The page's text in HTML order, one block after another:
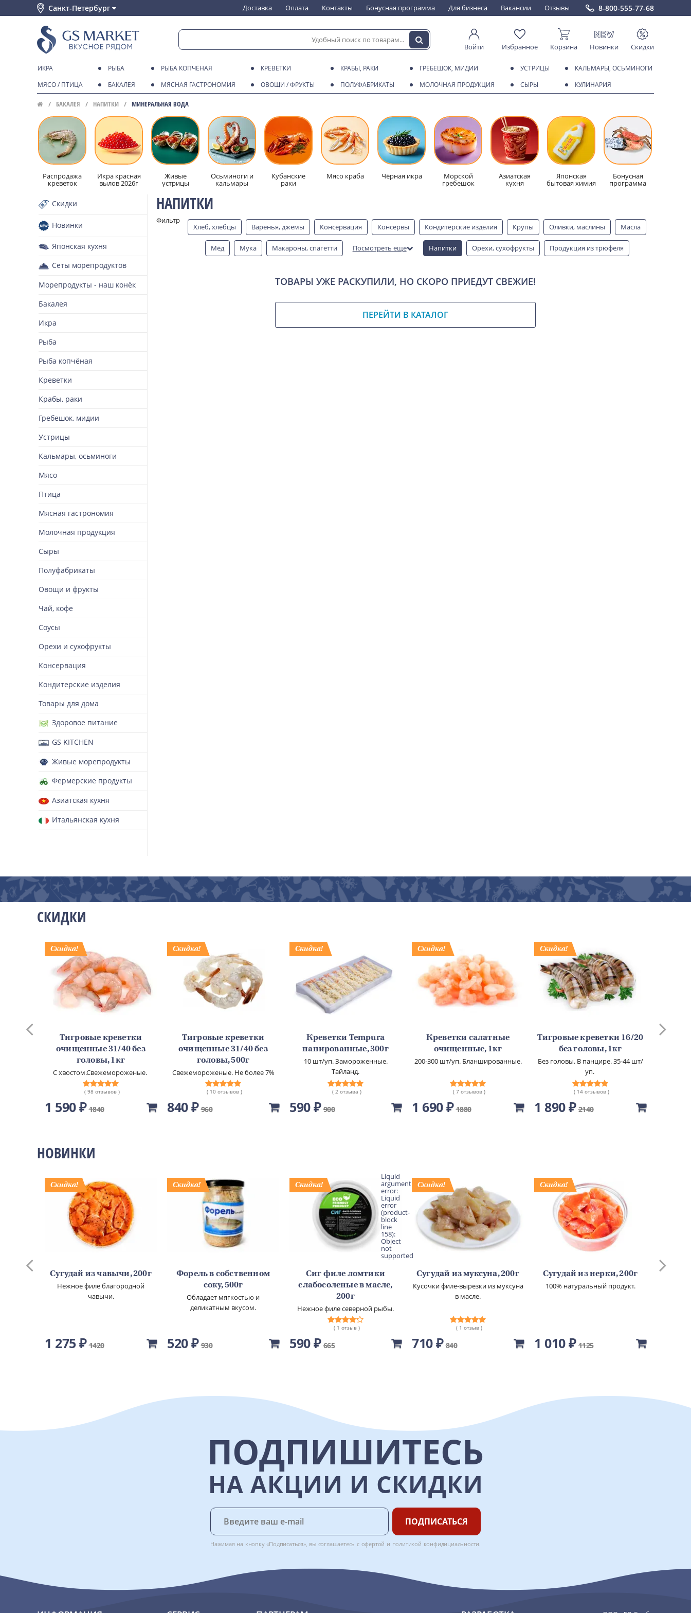
Санкт-Петербург Доставка Оплата Контакты Бонусная программа Для бизнеса Вакансии Отзывы 8-800-555-77-68
Войти Избранное Корзина Новинки Скидки
ИКРА РЫБА РЫБА КОПЧЁНАЯ КРЕВЕТКИ КРАБЫ, РАКИ ГРЕБЕШОК, МИДИИ УСТРИЦЫ
КАЛЬМАРЫ, ОСЬМИНОГИ
МЯСО / ПТИЦА
БАКАЛЕЯ МЯСНАЯ ГАСТРОНОМИЯ ОВОЩИ / ФРУКТЫ ПОЛУФАБРИКАТЫ МОЛОЧНАЯ ПРОДУКЦИЯ СЫРЫ КУЛИНАРИЯ
БАКАЛЕЯ НАПИТКИ МИНЕРАЛЬНАЯ ВОДА
Распродажа
креветок
Икра красная
вылов 2026г
Живые
устрицы
Осьминоги и
кальмары
Кубанские
раки
Мясо краба Чёрная икра Морской
гребешок
Азиатская
кухня
Японская
бытовая химия
Бонусная
программа
НАПИТКИ
Фильтр
Хлеб, хлебцы Варенья, джемы Консервация Консервы Кондитерские изделия Крупы Оливки, маслины Масла
Мёд Мука Макароны, спагетти Посмотреть еще Напитки Орехи, сухофрукты Продукция из трюфеля
ТОВАРЫ УЖЕ РАСКУПИЛИ, НО СКОРО ПРИЕДУТ СВЕЖИЕ!
ПЕРЕЙТИ В КАТАЛОГ
Скидки
Новинки
Японская кухня
Сеты морепродуктов
Морепродукты - наш конёк
Бакалея
Икра
Рыба
Рыба копчёная
Креветки
Крабы, раки
Гребешок, мидии
Устрицы
Кальмары, осьминоги
Мясо
Птица
Мясная гастрономия
Молочная продукция
Сыры
Полуфабрикаты
Овощи и фрукты
Чай, кофе
Соусы
Орехи и сухофрукты
Консервация
Кондитерские изделия
Товары для дома
Здоровое питание
GS KITCHEN
Живые морепродукты
Фермерские продукты
Азиатская кухня
Итальянская кухня
СКИДКИ
Тигровые креветки
очищенные 31/40 без
головы, 1кг
С хвостом.Свежемороженые.
( 98 отзывов )
1 590 ₽ 1840
Тигровые креветки
очищенные 31/40 без
головы, 500г
Свежемороженые. Не более 7%
глазури.
( 10 отзывов )
840 ₽ 960
Креветки Tempura
панированные, 300г
10 шт/уп. Замороженные.
Тайланд.
( 2 отзыва )
590 ₽ 900
Креветки салатные
очищенные, 1кг
200-300 шт/уп. Бланшированные.
( 7 отзывов )
1 690 ₽ 1880
Тигровые креветки 16/20
без головы, 1кг
Без головы. В панцире. 35-44 шт/
уп.
( 14 отзывов )
1 890 ₽ 2140
НОВИНКИ
Сугудай из чавычи, 200г
Нежное филе благородной
чавычи.
1 275 ₽ 1420
Форель в собственном
соку, 500г
Обладает мягкостью и
деликатным вкусом.
520 ₽ 930
Liquid
argument
error:
Liquid
error
(product-
block
line
158):
Object
not
supported
Сиг филе ломтики
слабосоленые в масле,
200г
Нежное филе северной рыбы.
( 1 отзыв )
590 ₽ 665
Сугудай из муксуна, 200г
Кусочки филе-вырезки из муксуна
в масле.
( 1 отзыв )
710 ₽ 840
Сугудай из нерки, 200г
100% натуральный продукт.
1 010 ₽ 1125
ПОДПИШИТЕСЬ
НА АКЦИИ И СКИДКИ
ПОДПИСАТЬСЯ
Нажимая на кнопку «Подписаться», вы соглашаетесь с офертой и политикой конфидициальности.